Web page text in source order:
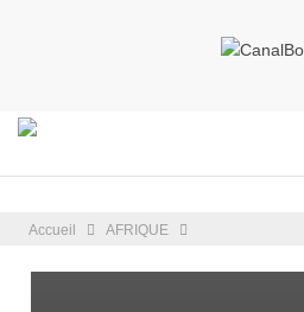
Accueil AFRIQUE